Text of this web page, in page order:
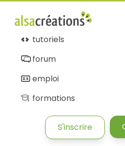
tutoriels
forum
emploi
formations
S'inscrire